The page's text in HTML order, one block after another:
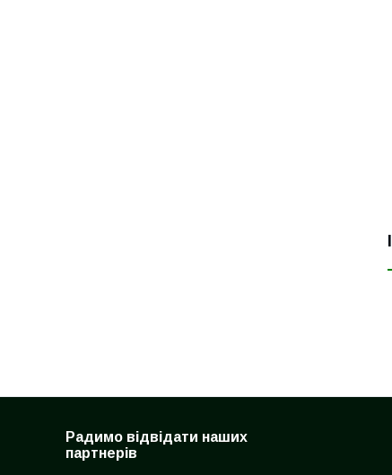
Радимо відвідати наших
партнерів